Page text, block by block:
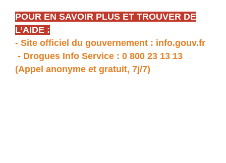
POUR EN SAVOIR PLUS ET TROUVER DE
L’AIDE :
- Site officiel du gouvernement : info.gouv.fr
- Drogues Info Service : 0 800 23 13 13
(Appel anonyme et gratuit, 7j/7)